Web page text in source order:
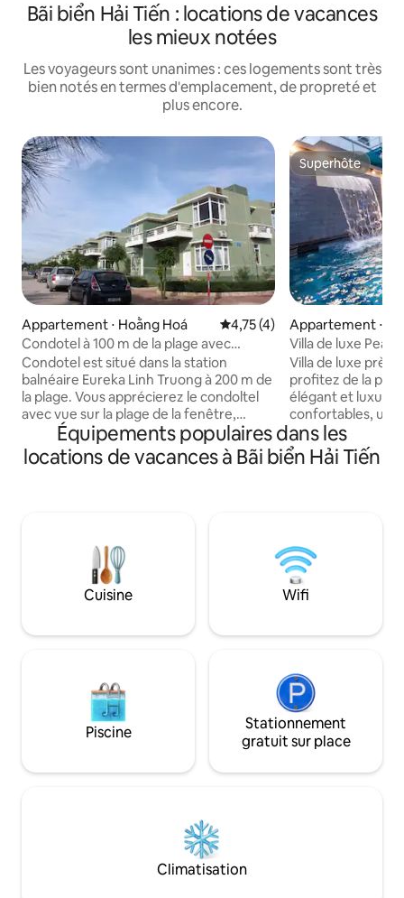
Bãi biển Hải Tiến : locations de vacances
les mieux notées
Les voyageurs sont unanimes : ces logements sont très
bien notés en termes d'emplacement, de propreté et
plus encore.
Appartement ⋅ Hoằng Hoá Évaluation moyenne sur la
4,75 (4)
Condotel à 100 m de la plage avec
2 chambres et vue sur la plage
Condotel est situé dans la station
balnéaire Eureka Linh Truong à 200 m de
la plage. Vous apprécierez le condoltel
avec vue sur la plage de la fenêtre,
l'arbre. Le complexe hôtelier se trouve
sur la plage de sable de Hai Tien. Il est
entièrement équipé comme hôtel 3
minutes. 4 enfants de moins de 7 ans
sont autorisés sans frais. Max est de 4
adultes et 4 enfants de moins de 4 ans.
Le 5e adulte sera facturé plus. Pas de
heures de Hanoi
Superhôte
Superhôte
Appartement ⋅
Villa de luxe Pearl
équipement
Villa de luxe près
profitez de la
élégant et
confortables,
une terrasse
barbecue,
inoubliables pour
vous pouvez
au FLC Sam Son
l'intermédiaire du
de golf est très
juste à côté.
Équipements populaires dans les
locations de vacances à Bãi biển Hải Tiến
Cuisine Wifi
Piscine
Stationnement
gratuit sur place
Climatisation